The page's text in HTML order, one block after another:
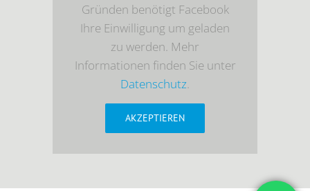
Gründen benötigt Facebook
Ihre Einwilligung um geladen
zu werden. Mehr
Informationen finden Sie unter
Datenschutz.
AKZEPTIEREN